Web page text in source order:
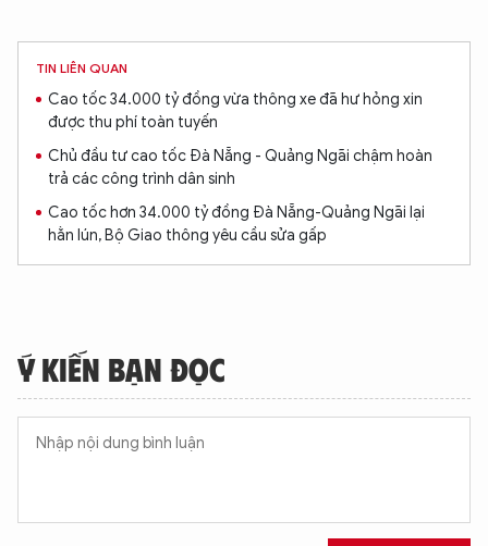
TIN LIÊN QUAN
Cao tốc 34.000 tỷ đồng vừa thông xe đã hư hỏng xin
được thu phí toàn tuyến
Chủ đầu tư cao tốc Đà Nẵng - Quảng Ngãi chậm hoàn
trả các công trình dân sinh
Cao tốc hơn 34.000 tỷ đồng Đà Nẵng-Quảng Ngãi lại
hằn lún, Bộ Giao thông yêu cầu sửa gấp
Ý KIẾN BẠN ĐỌC
XIN CHÀO,
TÔI LÀ CHATBOT CỦA